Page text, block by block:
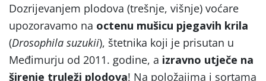
Dozrijevanjem plodova (trešnje, višnje) voćare
upozoravamo na octenu mušicu pjegavih krila
(Drosophila suzukii), štetnika koji je prisutan u
Međimurju od 2011. godine, a izravno utječe na
širenje truleži plodova! Na položajima i sortama